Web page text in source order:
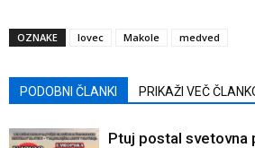
OZNAKE lovec Makole medved
PODOBNI ČLANKI PRIKAŽI VEČ
Ptuj postal svetovna